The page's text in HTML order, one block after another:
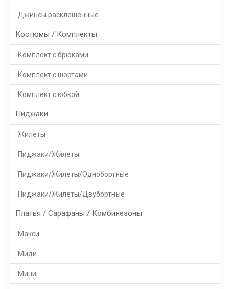
Джинсы расклешенные
Костюмы / Комплекты
Комплект с брюками
Комплект с шортами
Комплект с юбкой
Пиджаки
Жилеты
Пиджаки/Жилеты
Пиджаки/Жилеты/Однобортные
Пиджаки/Жилеты/Двубортные
Платья / Сарафаны / Комбинезоны
Макси
Миди
Мини